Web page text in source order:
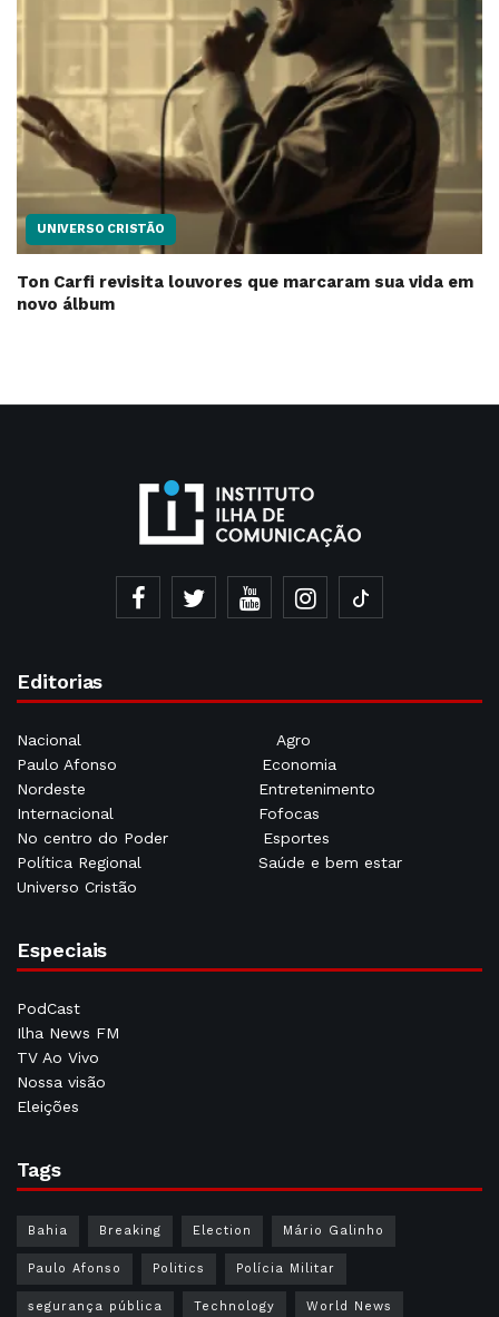
UNIVERSO CRISTÃO
Ton Carfi revisita louvores que marcaram sua vida em
novo álbum
Editorias
Nacional
Agro
Paulo Afonso
Economia
Nordeste
Entretenimento
Internacional
Fofocas
No centro do Poder
Esportes
Política Regional
Saúde e bem estar
Universo Cristão
Especiais
PodCast
Ilha News FM
TV Ao Vivo
Nossa visão
Eleições
Tags
Bahia Breaking Election Mário Galinho
Paulo Afonso Politics Polícia Militar
segurança pública Technology World News